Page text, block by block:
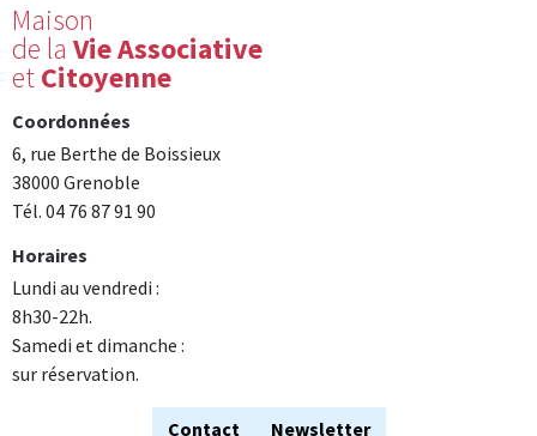
Maison
de la Vie Associative
etCitoyenne
Coordonnées
6, rue Berthe de Boissieux
38000 Grenoble
Tél. 04 76 87 91 90
Horaires
Lundi au vendredi :
8h30-22h.
Samedi et dimanche :
sur réservation.
Contact Newsletter